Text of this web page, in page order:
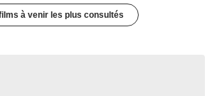
à venir les plus consultés